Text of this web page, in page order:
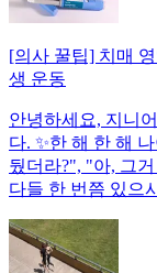
[의사 꿀팁] 치매
생 운동
안녕하세요, 지니
다. ✨한 해 한 해
뒀더라?", "아, 그
다들 한 번쯤 있으